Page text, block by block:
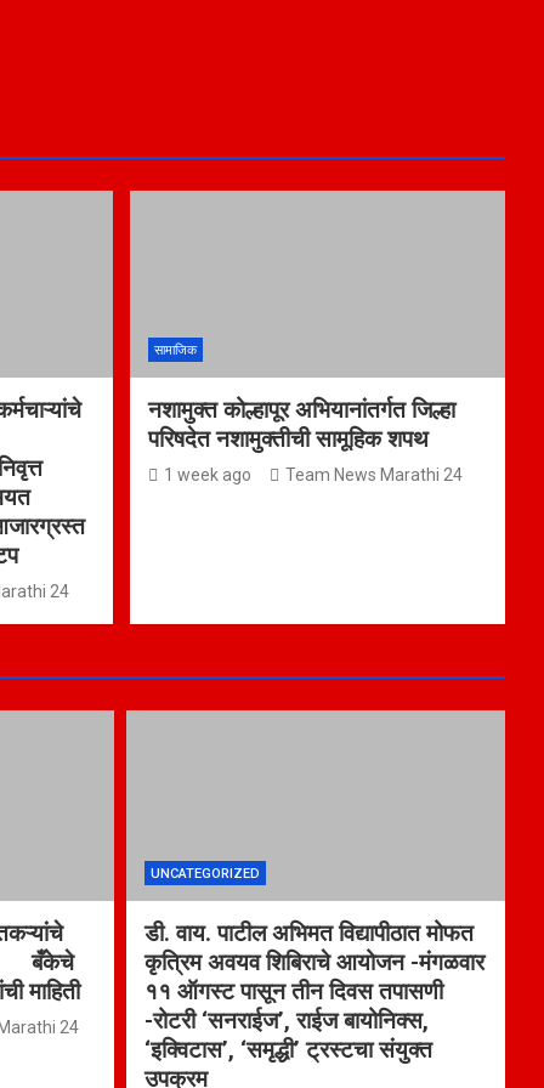
24
सामाजिक
नशामुक्त कोल्हापूर अभियानांतर्गत जिल्हा
परिषदेत नशामुक्तीची सामूहिक शपथ
1 week ago Team News Marathi 24
बँकेचे
माहिती
24
UNCATEGORIZED
डी. वाय. पाटील अभिमत विद्यापीठात मोफत
कृत्रिम अवयव शिबिराचे आयोजन -मंगळवार
११ ऑगस्ट पासून तीन दिवस तपासणी
-रोटरी ‘सनराईज’, राईज बायोनिक्स,
‘इक्विटास’, ‘समृद्धी’ ट्रस्टचा संयुक्त
उपक्रम